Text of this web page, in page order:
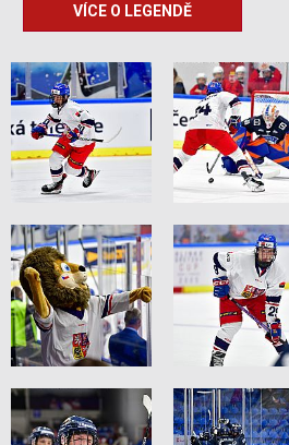
VÍCE O LEGENDĚ